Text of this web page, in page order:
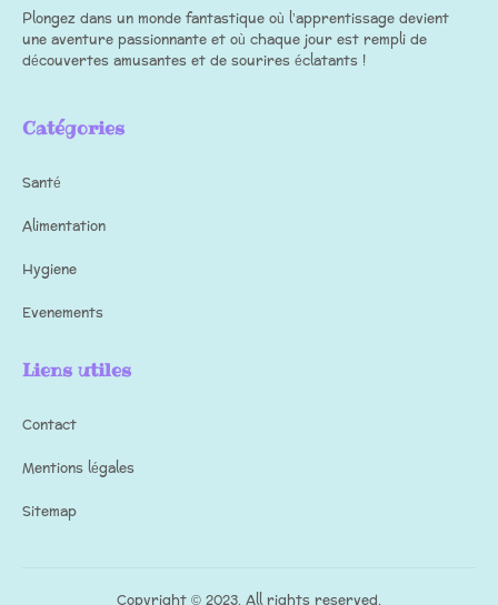
Plongez dans un monde fantastique où l’apprentissage devient
une aventure passionnante et où chaque jour est rempli de
découvertes amusantes et de sourires éclatants !
Catégories
Santé
Alimentation
Hygiene
Evenements
Liens utiles
Contact
Mentions légales
Sitemap